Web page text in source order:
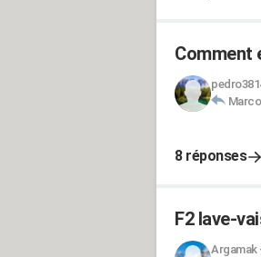
Comment
Marco
8 réponses
F2 lave-
Argamak